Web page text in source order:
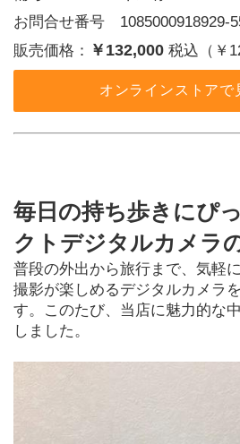
お問合せ番号 1085000918929-
販売価格： ￥132,000 税込（￥
オンラインストアで
毎日の持ち歩きにぴ
クトデジタルカメラ
普段の外出から旅行まで、気軽
撮影が楽しめるデジタルカメラ
す。このたび、当店に魅力的な
しました。